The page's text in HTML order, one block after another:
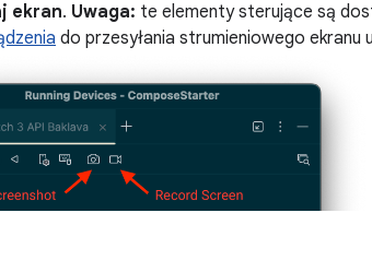
ekran. Uwaga: te elementy sterujące są
do przesyłania strumieniowego ekranu